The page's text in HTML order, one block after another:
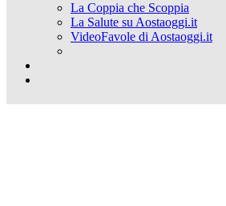
La Coppia che Scoppia
La Salute su Aostaoggi.it
VideoFavole di Aostaoggi.it